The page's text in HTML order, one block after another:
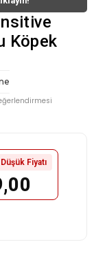
Köpek
Fiyatı